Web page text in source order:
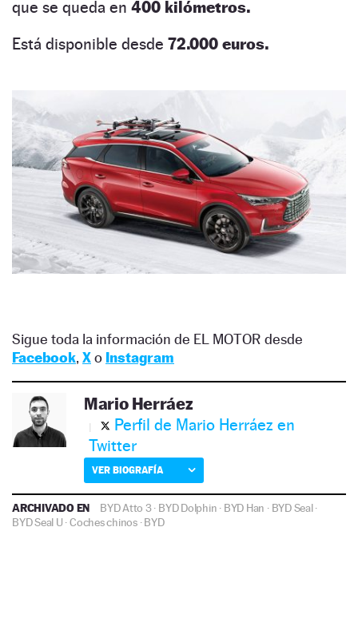
que se queda en 400 kilómetros.
Está disponible desde 72.000 euros.
Sigue toda la información de EL MOTOR desde
Facebook, Xo Instagram
Mario Herráez
Perfil de Mario Herráez en
Twitter
VER BIOGRAFÍA
ARCHIVADO EN BYD Atto 3· BYD Dolphin · BYD Han · BYD Seal·
BYD Seal U ·Coches chinos ·BYD